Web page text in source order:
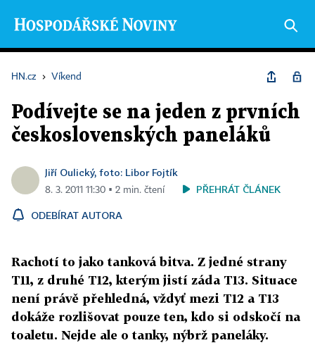
HN.cz › Víkend
Podívejte se na jeden z prvních
československých paneláků
Jiří Oulický, foto: Libor Fojtík
8. 3. 2011 11:30 ▪ 2 min. čtení PŘEHRÁT ČLÁNEK
ODEBÍRAT AUTORA
Rachotí to jako tanková bitva. Z jedné strany
T11, z druhé T12, kterým jistí záda T13. Situace
není právě přehledná, vždyť mezi T12 a T13
dokáže rozlišovat pouze ten, kdo si odskočí na
toaletu. Nejde ale o tanky, nýbrž paneláky.